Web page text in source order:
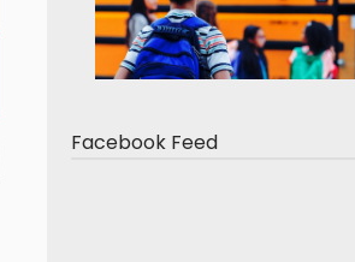
Facebook Feed